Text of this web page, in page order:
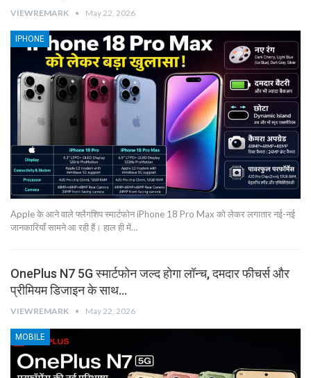
VIEWREMARK May 22, 2026
IPHONE
Apple के आने वाले फ्लैगशिप स्मार्टफोन iPhone 18 Pro Max को लेकर लगातार नई-नई
जानकारियाँ सामने आ रही हैं। हाल ही में…
OnePlus N7 5G स्मार्टफोन जल्द होगा लॉन्च, दमदार फीचर्स और
प्रीमियम डिजाइन के साथ…
VIEWREMARK May 22, 2026
MOBILE